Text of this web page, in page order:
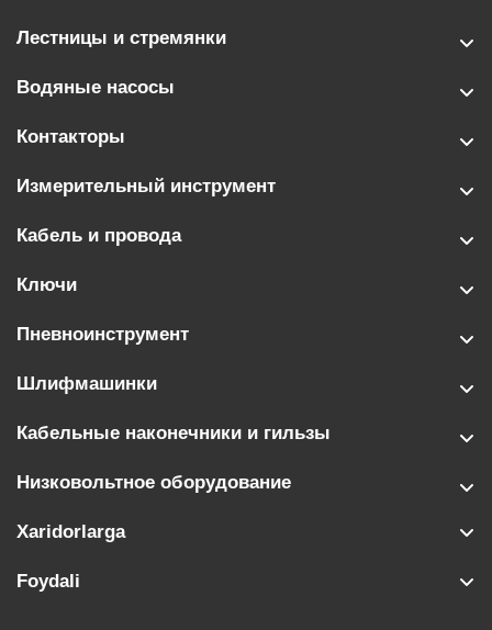
Лестницы и стремянки
Водяные насосы
Контакторы
Измерительный инструмент
Кабель и провода
Ключи
Пневноинструмент
Шлифмашинки
Кабельные наконечники и гильзы
Низковольтное оборудование
Xaridorlarga
Foydali